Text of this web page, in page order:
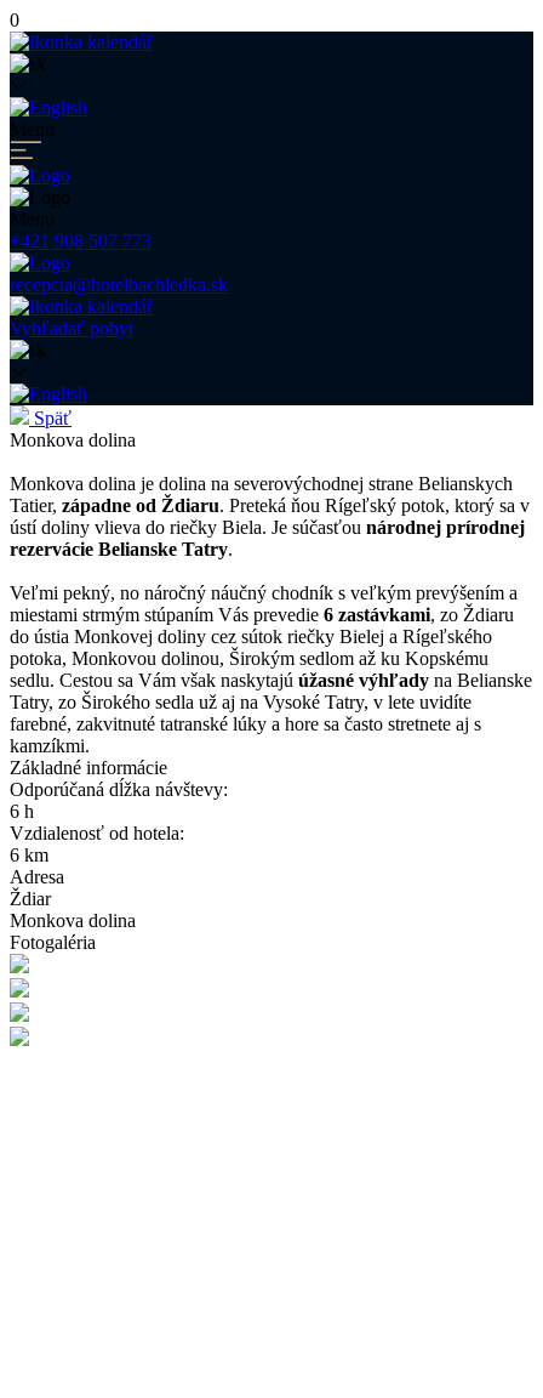
0
Menu
Menu
+421 908 507 773
recepcia@hotelbachledka.sk
Vyhľadať pobyt
Späť
Monkova dolina
Monkova dolina je dolina na severovýchodnej strane Belianskych
Tatier, západne od Ždiaru. Preteká ňou Rígeľský potok, ktorý sa v
ústí doliny vlieva do riečky Biela. Je súčasťou národnej prírodnej
rezervácie Belianske Tatry.
Veľmi pekný, no náročný náučný chodník s veľkým prevýšením a
miestami strmým stúpaním Vás prevedie 6 zastávkami, zo Ždiaru
do ústia Monkovej doliny cez sútok riečky Bielej a Rígeľského
potoka, Monkovou dolinou, Širokým sedlom až ku Kopskému
sedlu. Cestou sa Vám však naskytajú úžasné výhľady na Belianske
Tatry, zo Širokého sedla už aj na Vysoké Tatry, v lete uvidíte
farebné, zakvitnuté tatranské lúky a hore sa často stretnete aj s
kamzíkmi.
Základné informácie
Odporúčaná dĺžka návštevy:
6 h
Vzdialenosť od hotela:
6 km
Adresa
Ždiar
Monkova dolina
Fotogaléria